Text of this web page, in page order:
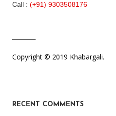
Call : (+91) 9303508176
Copyright © 2019 Khabargali.
RECENT COMMENTS